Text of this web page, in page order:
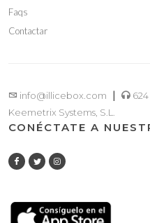
Faqs
Contactar
info@illicebox.com |
Keemetrix Systems, S.L.
CONÉCTATE A